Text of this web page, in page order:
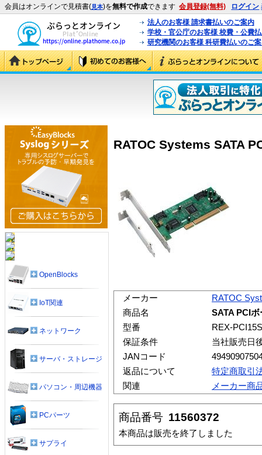
会員はオンラインで見積書(見本)を無料で作成できます 会員登録(無料) ログイン
法人のお客様 請求書払いのご案内
学校・官公庁のお客様 校費・公費
研究機関のお客様 科研費払いのご
RATOC Systems SATA
メーカー
RATOC
商品名
SATA PCIボ
型番
REX-PCI15S
保証条件
当社販売日
JANコード
返品について
特定商取引
関連
メーカー商
商品番号 11560372
本商品は販売を終了しました
OpenBlocks
IoT関連
ネットワーク
サーバ・ストレージ
パソコン・周辺機器
PCパーツ
サプライ